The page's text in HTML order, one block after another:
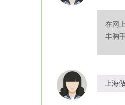
在网
丰胸
上海